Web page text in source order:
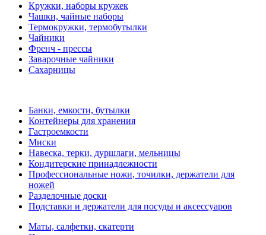
Кружки, наборы кружек
Чашки, чайные наборы
Термокружки, термобутылки
Чайники
Френч - прессы
Заварочные чайники
Сахарницы
Банки, емкости, бутылки
Контейнеры для хранения
Гастроемкости
Миски
Навеска, терки, дуршлаги, мельницы
Кондитерские принадлежности
Профессиональные ножи, точилки, держатели для
ножей
Разделочные доски
Подставки и держатели для посуды и аксессуаров
Маты, салфетки, скатерти